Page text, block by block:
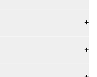
+
+